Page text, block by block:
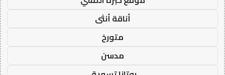
أناقة أنثى
متورخ
مدسن